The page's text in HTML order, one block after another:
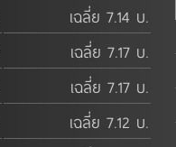
เฉลี่ย 7.14 บ.
เฉลี่ย 7.17 บ.
เฉลี่ย 7.17 บ.
เฉลี่ย 7.12 บ.